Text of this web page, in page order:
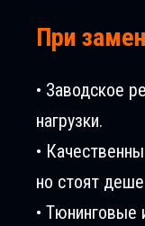
При
• Заводское
нагрузки.
•
но стоят
• Тюнинговые